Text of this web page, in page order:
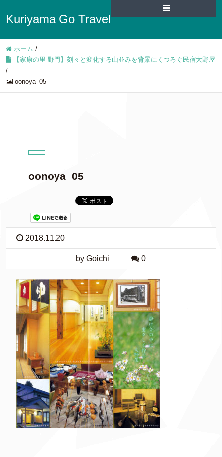
Kuriyama Go Travel
ホーム /
【家康の里 野門】刻々と変化する山並みを背景にくつろぐ民宿大野屋
/
oonoya_05
oonoya_05
2018.11.20
by Goichi 0